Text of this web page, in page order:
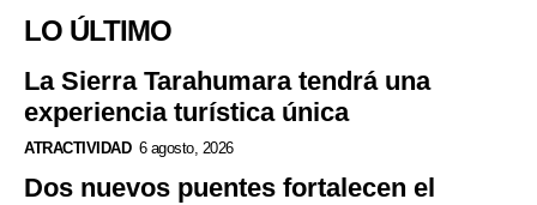
LO ÚLTIMO
La Sierra Tarahumara tendrá una
experiencia turística única
ATRACTIVIDAD 6 agosto, 2026
Dos nuevos puentes fortalecen el